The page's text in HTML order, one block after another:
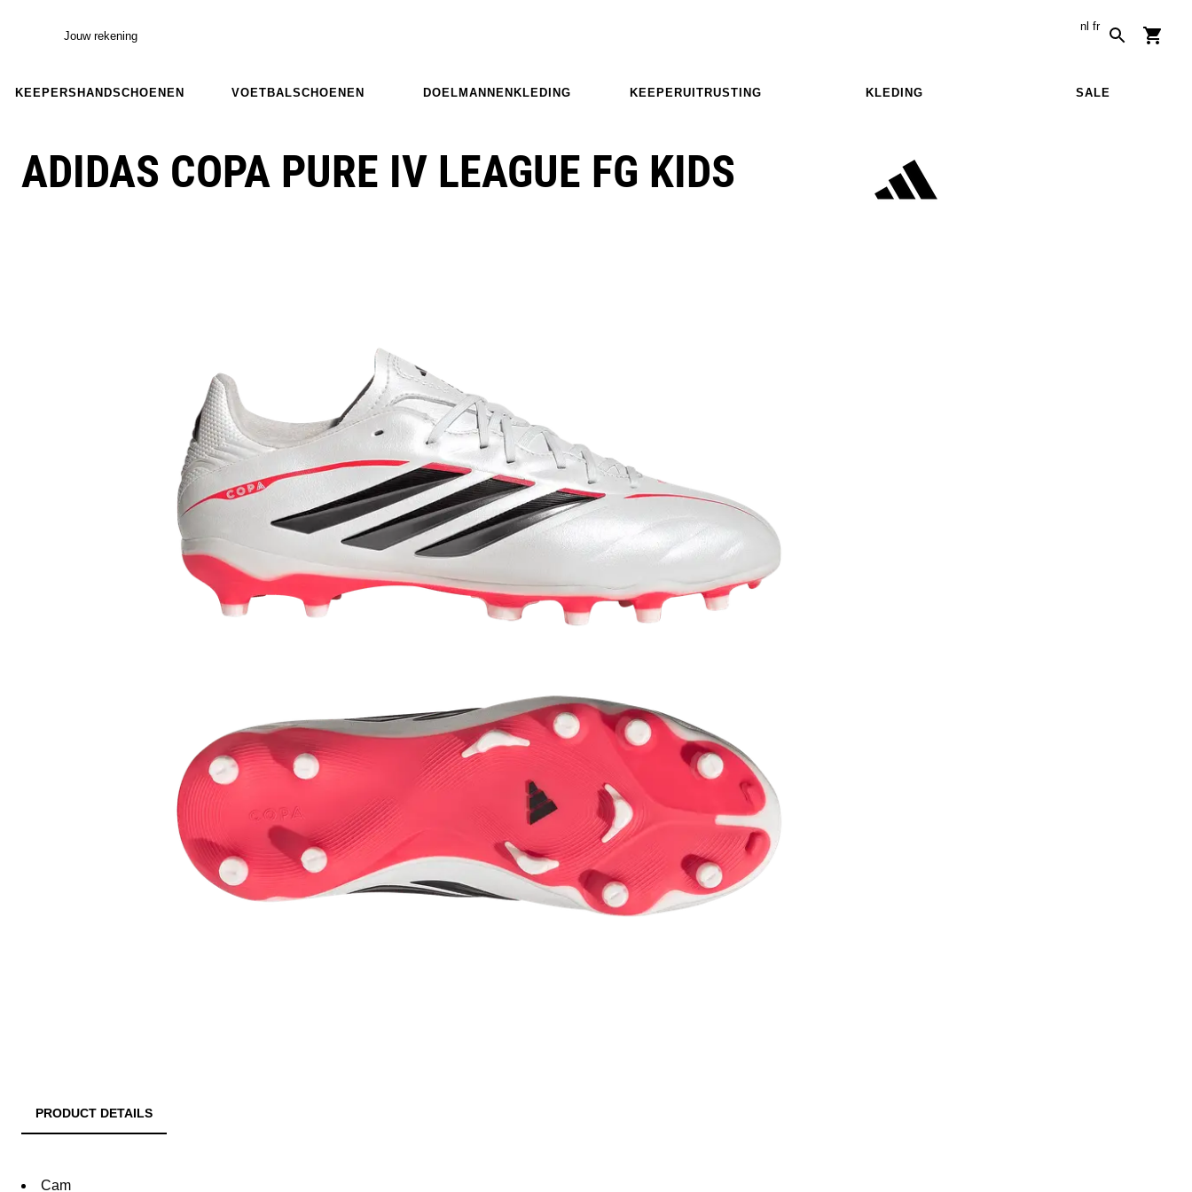
Jouw rekening
nl fr
KEEPERSHANDSCHOENEN VOETBALSCHOENEN DOELMANNENKLEDING KEEPERUITRUSTING KLEDING SALE
ADIDAS COPA PURE IV LEAGUE FG KIDS
PRODUCT DETAILS
Cam